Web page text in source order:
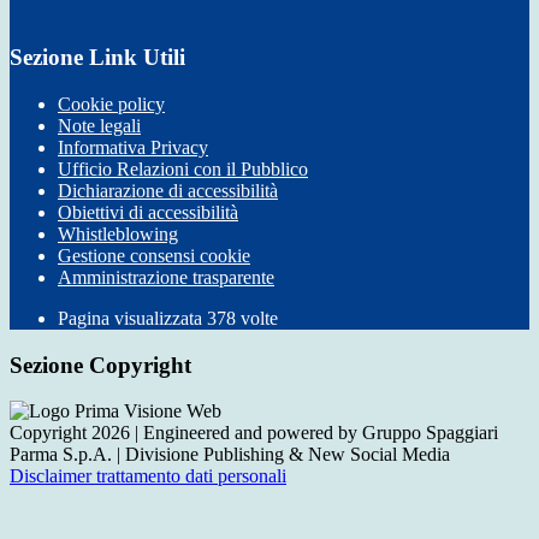
Sezione Link Utili
Cookie policy
Note legali
Informativa Privacy
Ufficio Relazioni con il Pubblico
Dichiarazione di accessibilità
Obiettivi di accessibilità
Whistleblowing
Gestione consensi cookie
Amministrazione trasparente
Pagina visualizzata 378 volte
Sezione Copyright
Copyright 2026 | Engineered and powered by Gruppo Spaggiari
Parma S.p.A. | Divisione Publishing & New Social Media
Disclaimer trattamento dati personali